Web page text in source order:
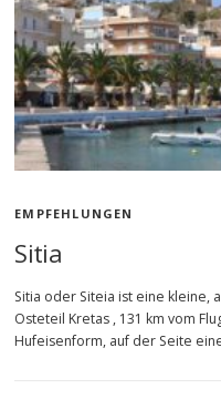
EMPFEHLUNGEN
Sitia
Sitia oder Siteia ist eine kleine,
Osteteil Kretas , 131 km vom
Hufeisenform, auf der Seite